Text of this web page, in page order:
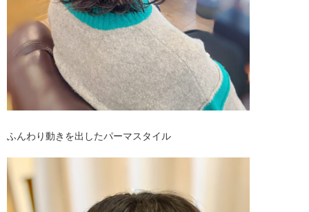
ふんわり動きを出したパーマスタイル